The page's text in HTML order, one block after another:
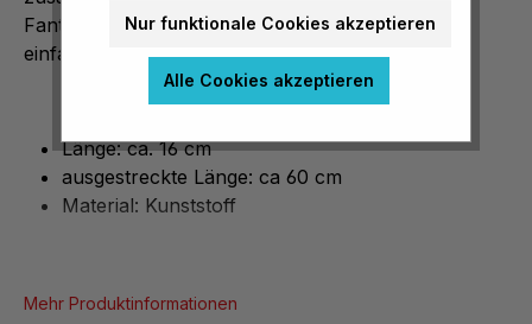
Fantasie sind keine Grenzen gesetzt. Sie machen
einfach nur Spaß!
Länge: ca. 16 cm
ausgestreckte Länge: ca 60 cm
Material: Kunststoff
Mehr Produktinformationen
Nur funktionale Cookies akzeptieren
Alle Cookies akzeptieren